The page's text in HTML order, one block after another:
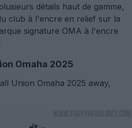
détails haut de gamme,
club à l'encre en relief sur la
signature OMA à l'encre
Omaha 2025
Union Omaha 2025 away,